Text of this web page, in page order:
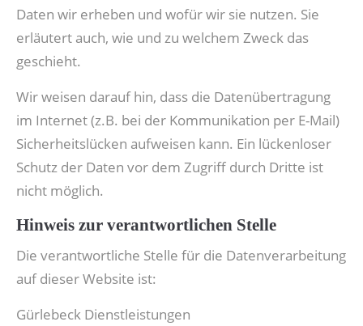
Daten wir erheben und wofür wir sie nutzen. Sie
erläutert auch, wie und zu welchem Zweck das
geschieht.
Wir weisen darauf hin, dass die Datenübertragung
im Internet (z.B. bei der Kommunikation per E-Mail)
Sicherheitslücken aufweisen kann. Ein lückenloser
Schutz der Daten vor dem Zugriff durch Dritte ist
nicht möglich.
Hinweis zur verantwortlichen Stelle
Die verantwortliche Stelle für die Datenverarbeitung
auf dieser Website ist:
Gürlebeck Dienstleistungen